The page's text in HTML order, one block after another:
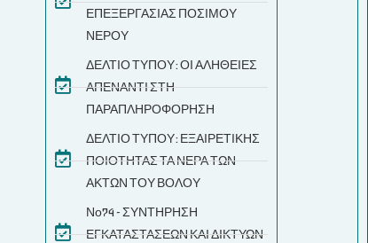
ΕΠΕΞΕΡΓΑΣΙΑΣ ΠΟΣΙΜΟΥ
ΝΕΡΟΥ
ΔΕΛΤΙΟ ΤΥΠΟΥ: ΟΙ ΑΛΗΘΕΙΕΣ
ΑΠΕΝΑΝΤΙ ΣΤΗ
ΠΑΡΑΠΛΗΡΟΦΟΡΗΣΗ
ΔΕΛΤΙΟ ΤΥΠΟΥ: ΕΞΑΙΡΕΤΙΚΗΣ
ΠΟΙΟΤΗΤΑΣ ΤΑ ΝΕΡΑ ΤΩΝ
ΑΚΤΩΝ ΤΟΥ ΒΟΛΟΥ
Νο74 - ΣΥΝΤΗΡΗΣΗ
ΕΓΚΑΤΑΣΤΑΣΕΩΝ ΚΑΙ ΔΙΚΤΥΩΝ